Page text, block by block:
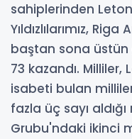
sahiplerinden
Yıldızlılarımız,
baştan sona üstün
73 kazandı. Milliler,
isabeti bulan
fazla üç sayı
Grubu'ndaki ikinci